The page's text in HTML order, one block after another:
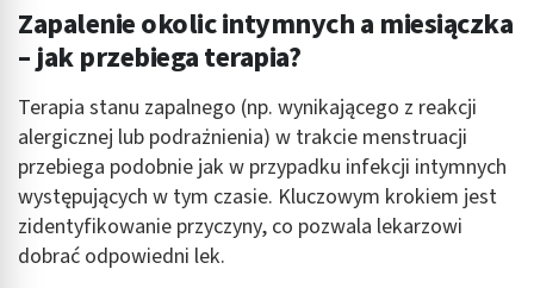
Zapalenie okolic intymnych a miesiączka
– jak przebiega terapia?
Terapia stanu zapalnego (np. wynikającego z reakcji
alergicznej lub podrażnienia) w trakcie menstruacji
przebiega podobnie jak w przypadku infekcji intymnych
występujących w tym czasie. Kluczowym krokiem jest
zidentyfikowanie przyczyny, co pozwala lekarzowi
dobrać odpowiedni lek.
Tworzenie profili w celu spersonalizowanych
reklam
Wykorzystanie profili do wyboru
spersonalizowanych reklam
Tworzenie profili w celu personalizacji treści
Wykorzystywanie profili w celu doboru
spersonalizowanych treści